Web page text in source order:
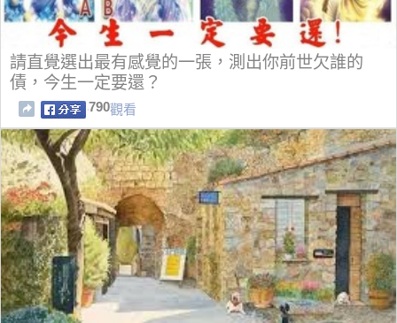
請直覺選出最有感覺的一張，測出你前世欠誰的
債，今生一定要還？
790觀看